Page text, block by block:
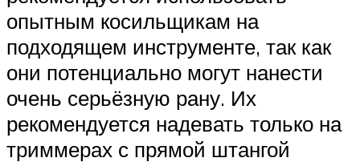
опытным косильщикам на
подходящем инструменте, так как
они потенциально могут нанести
очень серьёзную рану. Их
рекомендуется надевать только на
триммерах с прямой штангой